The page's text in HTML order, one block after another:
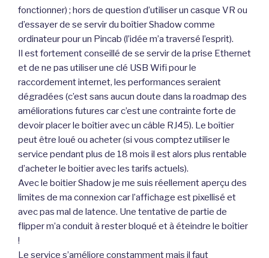
fonctionner) ; hors de question d’utiliser un casque VR ou
d’essayer de se servir du boîtier Shadow comme
ordinateur pour un Pincab (l’idée m’a traversé l’esprit).
Il est fortement conseillé de se servir de la prise Ethernet
et de ne pas utiliser une clé USB Wifi pour le
raccordement internet, les performances seraient
dégradées (c’est sans aucun doute dans la roadmap des
améliorations futures car c’est une contrainte forte de
devoir placer le boîtier avec un câble RJ45). Le boîtier
peut être loué ou acheter (si vous comptez utiliser le
service pendant plus de 18 mois il est alors plus rentable
d’acheter le boitier avec les tarifs actuels).
Avec le boitier Shadow je me suis réellement aperçu des
limites de ma connexion car l’affichage est pixellisé et
avec pas mal de latence. Une tentative de partie de
flipper m’a conduit à rester bloqué et à éteindre le boîtier
!
Le service s’améliore constamment mais il faut